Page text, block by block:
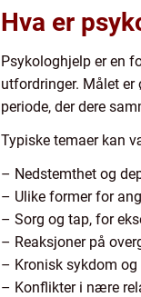
Hva er
Psykologhjelp er en
utfordringer. Målet er
periode, der dere
Typiske temaer kan
– Nedstemthet og
– Ulike former for
– Sorg og tap, for
– Reaksjoner på
– Kronisk sykdom og
– Konflikter i nære